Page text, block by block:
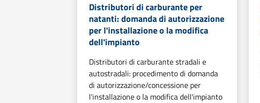
Distributori di carburante per
natanti: domanda di autorizzazione
per l'installazione o la modifica
dell'impianto
Distributori di carburante stradali e
autostradali: procedimento di domanda
di autorizzazione/concessione per
l'installazione o la modifica dell'impianto